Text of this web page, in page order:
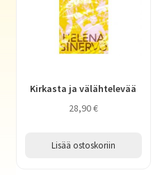
Kirkasta ja välähtelevää
28,90€
Lisää ostoskoriin